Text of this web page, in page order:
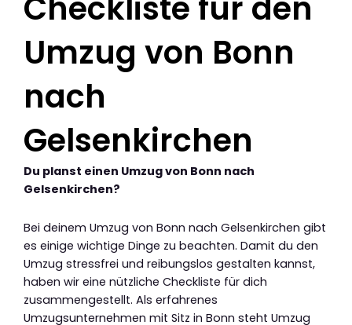
Checkliste für den
Umzug von Bonn
nach
Gelsenkirchen
Du planst einen Umzug von Bonn nach
Gelsenkirchen?
Bei deinem Umzug von Bonn nach Gelsenkirchen gibt
es einige wichtige Dinge zu beachten. Damit du den
Umzug stressfrei und reibungslos gestalten kannst,
haben wir eine nützliche Checkliste für dich
zusammengestellt. Als erfahrenes
Umzugsunternehmen mit Sitz in Bonn steht Umzug